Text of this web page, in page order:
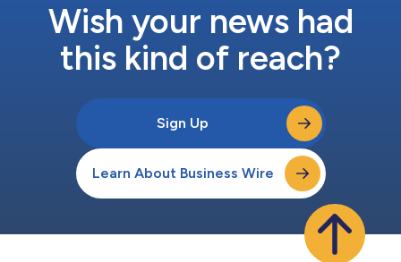
Wish your news had
this kind of reach?
Sign Up
Learn About Business Wire